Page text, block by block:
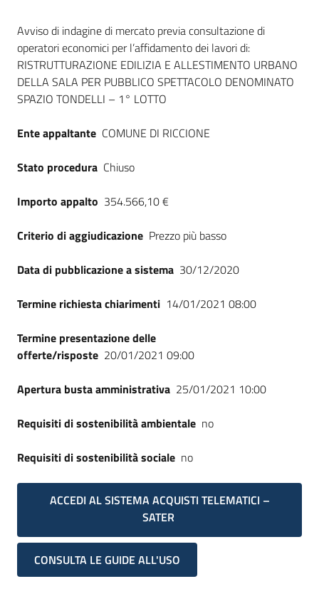
Dati del bando
Avviso di indagine di mercato previa consultazione di
operatori economici per l’affidamento dei lavori di:
RISTRUTTURAZIONE EDILIZIA E ALLESTIMENTO URBANO
DELLA SALA PER PUBBLICO SPETTACOLO DENOMINATO
SPAZIO TONDELLI – 1° LOTTO
Ente appaltante COMUNE DI RICCIONE
Stato procedura Chiuso
Importo appalto 354.566,10 €
Criterio di aggiudicazione Prezzo più basso
Data di pubblicazione a sistema 30/12/2020
Termine richiesta chiarimenti 14/01/2021 08:00
Termine presentazione delle
offerte/risposte 20/01/2021 09:00
Apertura busta amministrativa 25/01/2021 10:00
Requisiti di sostenibilità ambientale no
Requisiti di sostenibilità sociale no
ACCEDI AL SISTEMA ACQUISTI TELEMATICI –
SATER
CONSULTA LE GUIDE ALL'USO